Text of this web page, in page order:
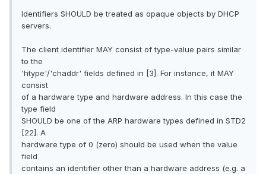
Identifiers SHOULD be treated as opaque objects by DHCP
servers.
The client identifier MAY consist of type-value pairs similar
to the
'htype'/'chaddr' fields defined in [3]. For instance, it MAY
consist
of a hardware type and hardware address. In this case the
type field
SHOULD be one of the ARP hardware types defined in STD2
[22]. A
hardware type of 0 (zero) should be used when the value
field
contains an identifier other than a hardware address (e.g. a